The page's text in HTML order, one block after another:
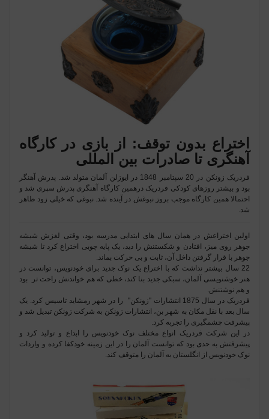
اختراع بدون توقف: از بازی در کارگاه
آهنگری تا صادرات بین المللی
فردریک زونکن در 20 سپتامبر 1848 در ایوزلن آلمان متولد شد. پدرش آهنگر
بود و بیشتر روزهای کودکی فردریک درهمین کارگاه آهنگری پدرش سپری شد و
احتمالا همین کارگاه موجب بروز نبوغش در آینده شد. نبوغی که خیلی زود ظاهر
شد.
اولین اختراعش در همان سال های ابتدایی مدرسه بود، وقتی لغزش شیشه
جوهر روی میز، افتادن و شکستنش را دید، یک پایه چوبی اختراع کرد تا شیشه
جوهر با قرار گرفتن داخل آن، ثابت و بی حرکت بماند.
22 سال بیشتر نداشت که با اختراع یک نوک جدید برای خودنویس، توانست در
هنر خوشنویسی آلمان، سبکی جدید بنا کند، خطی که هم خواندنش راحت تر بود
و هم نوشتنش.
فردریک در سال 1875 انتشارات "زونکن" را در شهر رمشاید تاسیس کرد. یک
سال بعد با نقل مکان به شهر بن، انتشارات زونکن به شرکت زونکن تبدیل شد و
پیشرفت چشمگیری را تجربه کرد.
در این شرکت فردریک انواع مختلف نوک خودنویس را ابداع و تولید کرد و
پیشرفتش به حدی بود که توانست آلمان را در این زمینه خودکفا کرده و واردات
نوک خودنویس از انگلستان به آلمان را متوقف کند.